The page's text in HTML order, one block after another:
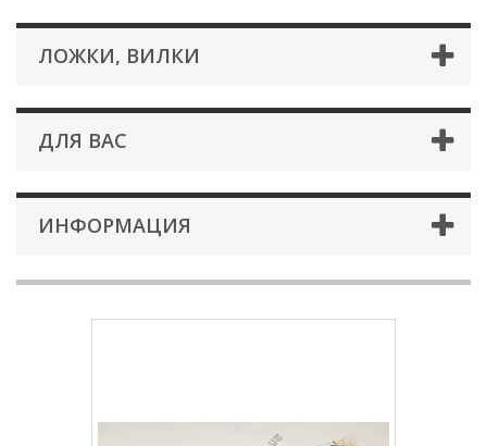
ЛОЖКИ, ВИЛКИ
ДЛЯ ВАС
ИНФОРМАЦИЯ